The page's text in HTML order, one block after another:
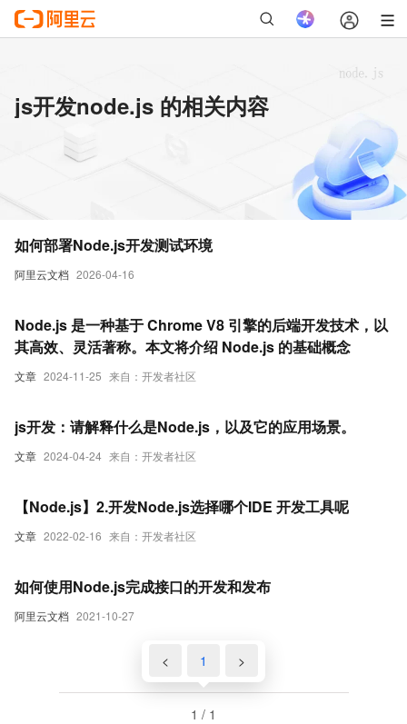
js开发node.js 的相关内容
阿里云文档 2026-04-16
如何部署Node.js开发测试环境
文章 2024-11-25 来自：开发者社区
Node.js 是一种基于 Chrome V8 引擎的后端开发技术，以
其高效、灵活著称。本文将介绍 Node.js 的基础概念
文章 2024-04-24 来自：开发者社区
js开发：请解释什么是Node.js，以及它的应用场景。
文章 2022-02-16 来自：开发者社区
【Node.js】2.开发Node.js选择哪个IDE 开发工具呢
阿里云文档 2021-10-27
如何使用Node.js完成接口的开发和发布
< 1 >
1 / 1